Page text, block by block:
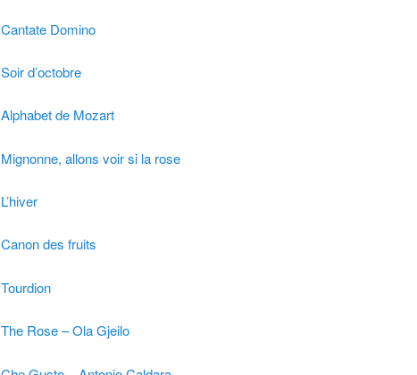
Cantate Domino
Soir d’octobre
Alphabet de Mozart
Mignonne, allons voir si la rose
L’hiver
Canon des fruits
Tourdion
The Rose – Ola Gjeilo